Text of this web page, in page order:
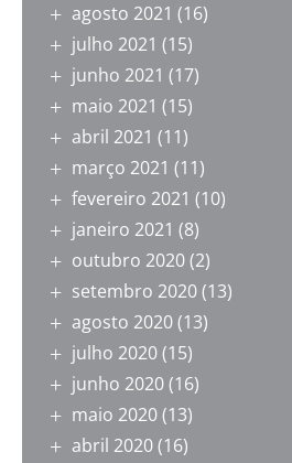
agosto 2021 (16)
julho 2021 (15)
junho 2021 (17)
maio 2021 (15)
abril 2021 (11)
março 2021 (11)
fevereiro 2021 (10)
janeiro 2021 (8)
outubro 2020(2)
setembro 2020(13)
agosto 2020(13)
julho 2020(15)
junho 2020(16)
maio 2020(13)
abril 2020(16)